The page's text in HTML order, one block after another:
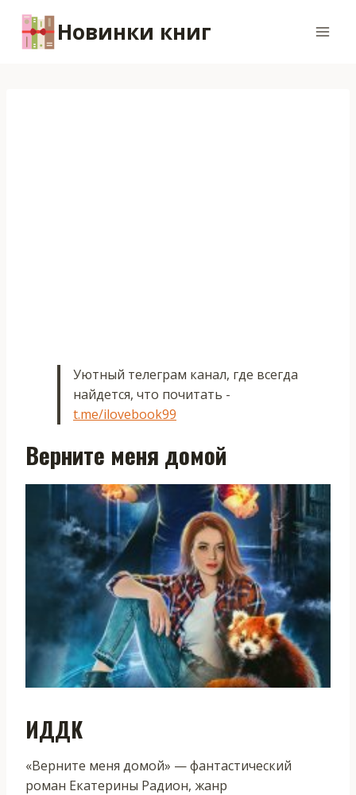
содержимому
Новинки книг
Уютный телеграм канал, где всегда
найдется, что почитать -
t.me/ilovebook99
Верните меня домой
ИДДК
«Верните меня домой» — фантастический
роман Екатерины Радион, жанр